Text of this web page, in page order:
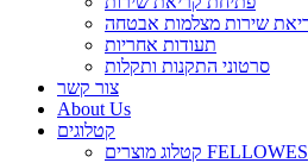
תעודות אחריות
סרטוני התקנות ותקלות
צור קשר
About Us
קטלוגים
קטלוג מוצרים FELLOWES